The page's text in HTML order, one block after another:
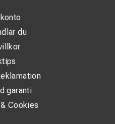
du
garanti
Cookies